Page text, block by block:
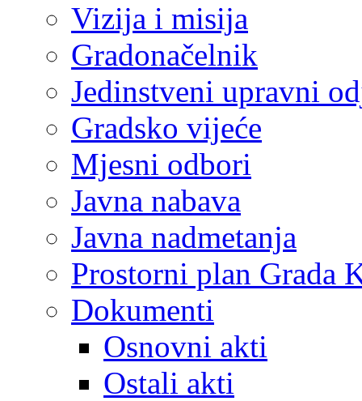
Vizija i misija
Gradonačelnik
Jedinstveni upravni
Gradsko vijeće
Mjesni odbori
Javna nabava
Javna nadmetanja
Prostorni plan Grada
Dokumenti
Osnovni akti
Ostali akti